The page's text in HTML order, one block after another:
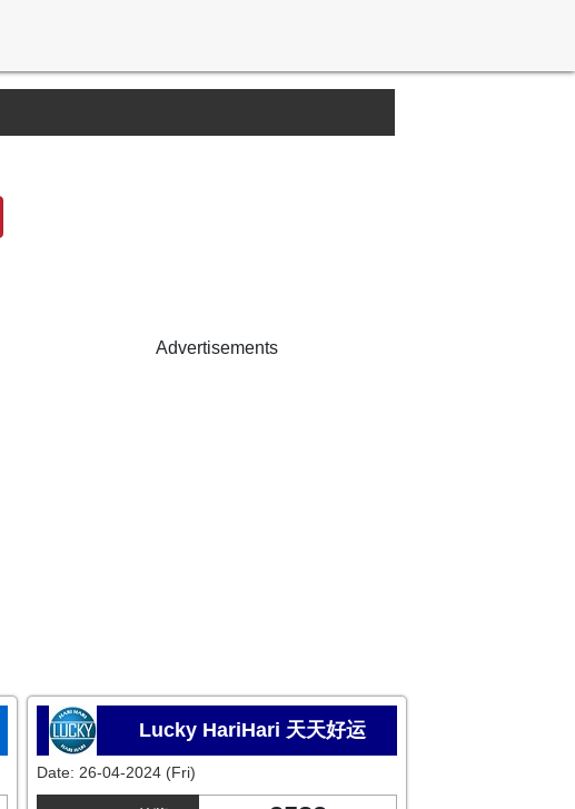
Advertisements
Lucky HariHari 天天好运
Date: 26-04-2024 (Fri)